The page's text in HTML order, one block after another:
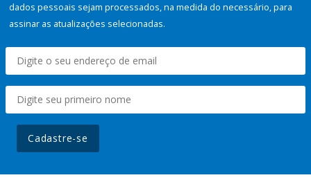
dados pessoais sejam processados, na medida do necessário, para
assinar as atualizações selecionadas.
Cadastre-se